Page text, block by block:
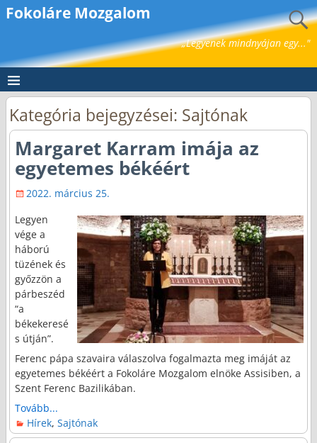
Fokoláre Mozgalom
„Legyenek mindnyájan egy..."
Kategória bejegyzései: Sajtónak
Margaret Karram imája az
egyetemes békéért
2022. március 25.
Legyen
vége a
háború
tüzének és
győzzön a
párbeszéd
“a
békekeresé
s útján”.
Ferenc pápa szavaira válaszolva fogalmazta meg imáját az
egyetemes békéért a Fokoláre Mozgalom elnöke Assisiben, a
Szent Ferenc Bazilikában.
Tovább...
Hírek,Sajtónak